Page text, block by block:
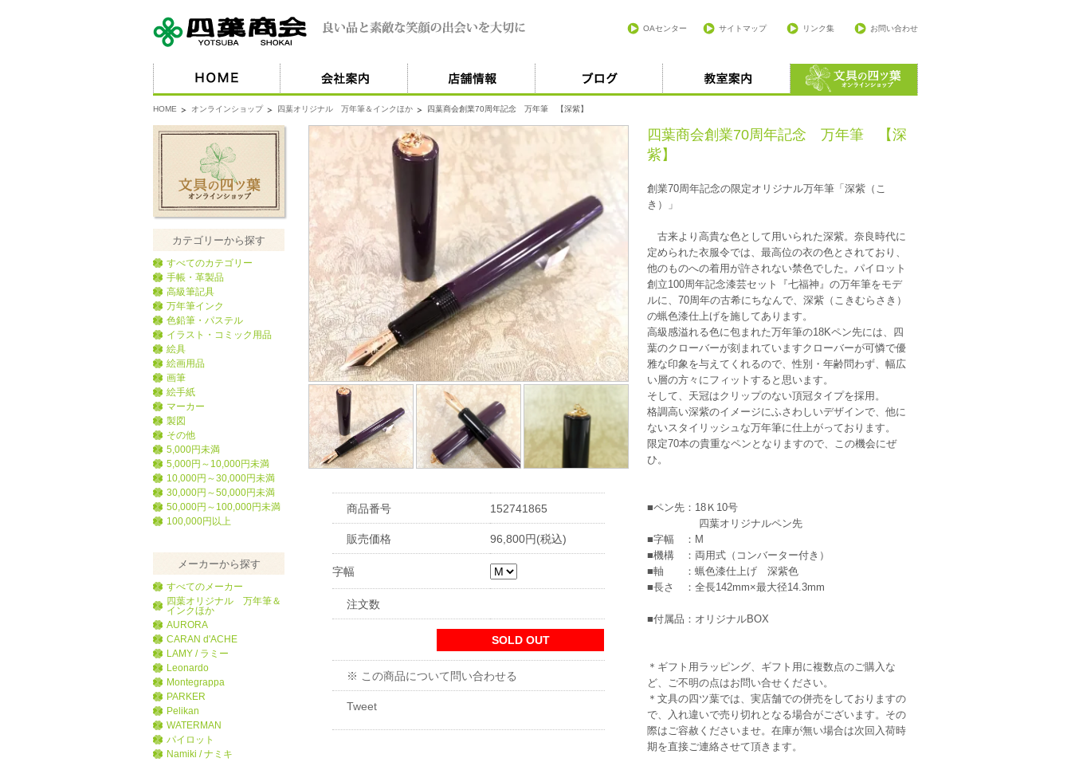
OAセンター サイトマップ リンク集 お問い合わせ
HOME オンラインショップ 四葉オリジナル 万年筆＆インクほか 四葉商会創業70周年記念 万年筆 【深紫】
カテゴリーから探す
すべてのカテゴリー
手帳・革製品
高級筆記具
万年筆インク
色鉛筆・パステル
イラスト・コミック用品
絵具
絵画用品
画筆
絵手紙
マーカー
製図
その他
5,000円未満
5,000円～10,000円未満
10,000円～30,000円未満
30,000円～50,000円未満
50,000円～100,000円未満
100,000円以上
メーカーから探す
すべてのメーカー
四葉オリジナル 万年筆＆
インクほか
AURORA
CARAN d'ACHE
LAMY / ラミー
Leonardo
Montegrappa
PARKER
Pelikan
WATERMAN
パイロット
Namiki / ナミキ
商品番号 152741865
販売価格 96,800円(税込)
字幅
注文数
SOLD OUT
※ この商品について問い合わせる
Tweet
四葉商会創業70周年記念 万年筆 【深
紫】
創業70周年記念の限定オリジナル万年筆「深紫（こ
き）」
古来より高貴な色として用いられた深紫。奈良時代に
定められた衣服令では、最高位の衣の色とされており、
他のものへの着用が許されない禁色でした。パイロット
創立100周年記念漆芸セット『七福神』の万年筆をモデ
ルに、70周年の古希にちなんで、深紫（こきむらさき）
の蝋色漆仕上げを施してあります。
高級感溢れる色に包まれた万年筆の18Kペン先には、四
葉のクローバーが刻まれていますクローバーが可憐で優
雅な印象を与えてくれるので、性別・年齢問わず、幅広
い層の方々にフィットすると思います。
そして、天冠はクリップのない頂冠タイプを採用。
格調高い深紫のイメージにふさわしいデザインで、他に
ないスタイリッシュな万年筆に仕上がっております。
限定70本の貴重なペンとなりますので、この機会にぜ
ひ。
■ペン先：18Ｋ10号
四葉オリジナルペン先
■字幅 ：M
■機構 ：両用式（コンバーター付き）
■軸 ：蝋色漆仕上げ 深紫色
■長さ ：全長142mm×最大径14.3mm
■付属品：オリジナルBOX
＊ギフト用ラッピング、ギフト用に複数点のご購入な
ど、ご不明の点はお問い合せください。
＊文具の四ツ葉では、実店舗での併売をしておりますの
で、入れ違いで売り切れとなる場合がございます。その
際はご容赦くださいませ。在庫が無い場合は次回入荷時
期を直接ご連絡させて頂きます。